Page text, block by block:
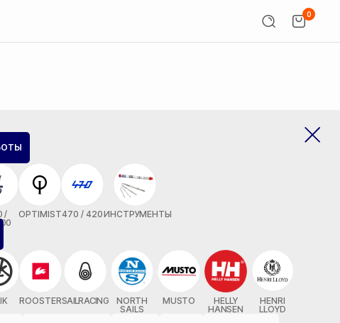
0
/
OPTIMIST470 / 420ИНСТРУМЕНТЫ
ROOSTERSAILRACING
NORTH
SAILS
MUSTO
HELLY
HANSEN
HENRI
LLOYD